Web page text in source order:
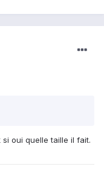
oui quelle taille il fait.